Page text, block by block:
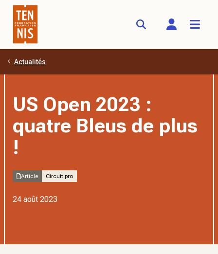
Aller au contenu principal
Actualités
US Open 2023 :
quatre Bleus de plus
!
Article Circuit pro
24 août 2023